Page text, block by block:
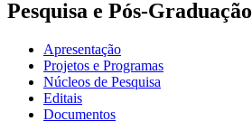
Pesquisa e Pós-Graduação
Apresentação
Projetos e Programas
Núcleos de Pesquisa
Editais
Documentos